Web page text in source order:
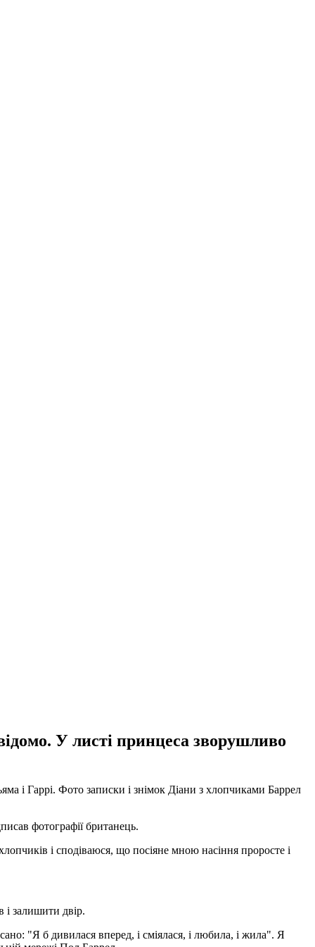
У листі принцеса зворушливо
і Гаррі. Фото записки і знімок Діани з хлопчиками Баррел
фотографії британець.
і сподіваюся, що посіяне мною насіння проросте і
залишити двір.
"Я б дивилася вперед, і сміялася, і любила, і жила". Я